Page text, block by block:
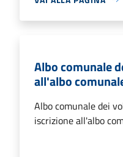
Albo comunale
all'albo
Albo comunale dei
iscrizione all'albo